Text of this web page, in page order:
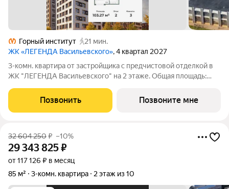
Горный институт
21 мин.
ЖК «ЛЕГЕНДА Васильевского», 4 квартал 2027
3-комн. квартира от застройщика с предчистовой отделкой в
ЖК "ЛЕГЕНДА Васильевского" на 2 этаже. Общая площадь:
столовой: 31.33 кв.м. Квартира - распашонка, без проходных
комнат, окна выходят
Позвонить Позвоните мне
32 604 250₽ –10%
29 343 825₽
от 117 126 ₽ в месяц
85 м²
3-комн. квартира 2 этаж из 10